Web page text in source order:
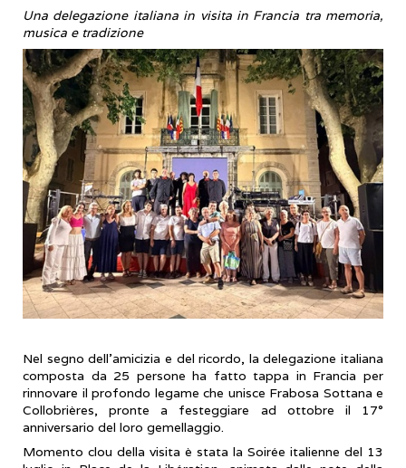
Una delegazione italiana in visita in Francia tra memoria,
musica e tradizione
Nel segno dell’amicizia e del ricordo, la delegazione italiana
composta da 25 persone ha fatto tappa in Francia per
rinnovare il profondo legame che unisce Frabosa Sottana e
Collobrières, pronte a festeggiare ad ottobre il 17°
anniversario del loro gemellaggio.
​Momento clou della visita è stata la Soirée italienne del 13